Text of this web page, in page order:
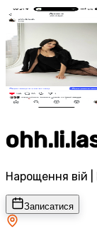
Нарощення вій
Записатися